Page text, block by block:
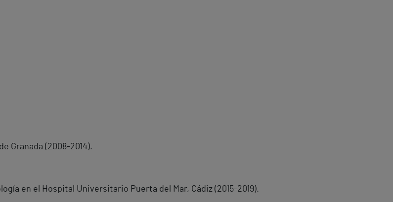
Granada (2008-2014).
en el Hospital Universitario Puerta del Mar, Cádiz (2015-2019).